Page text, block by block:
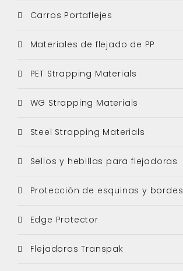
Carros Portaflejes
Materiales de flejado de PP
PET Strapping Materials
WG Strapping Materials
Steel Strapping Materials
Sellos y hebillas para flejadoras
Protección de esquinas y bordes
Edge Protector
Flejadoras Transpak